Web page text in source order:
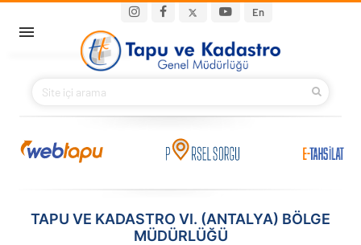
En
Main navigation
BAKANIMIZ
KURUMSAL
TAPU VE KADASTRO VI. (ANTALYA) BÖLGE
MÜDÜRLÜĞÜ